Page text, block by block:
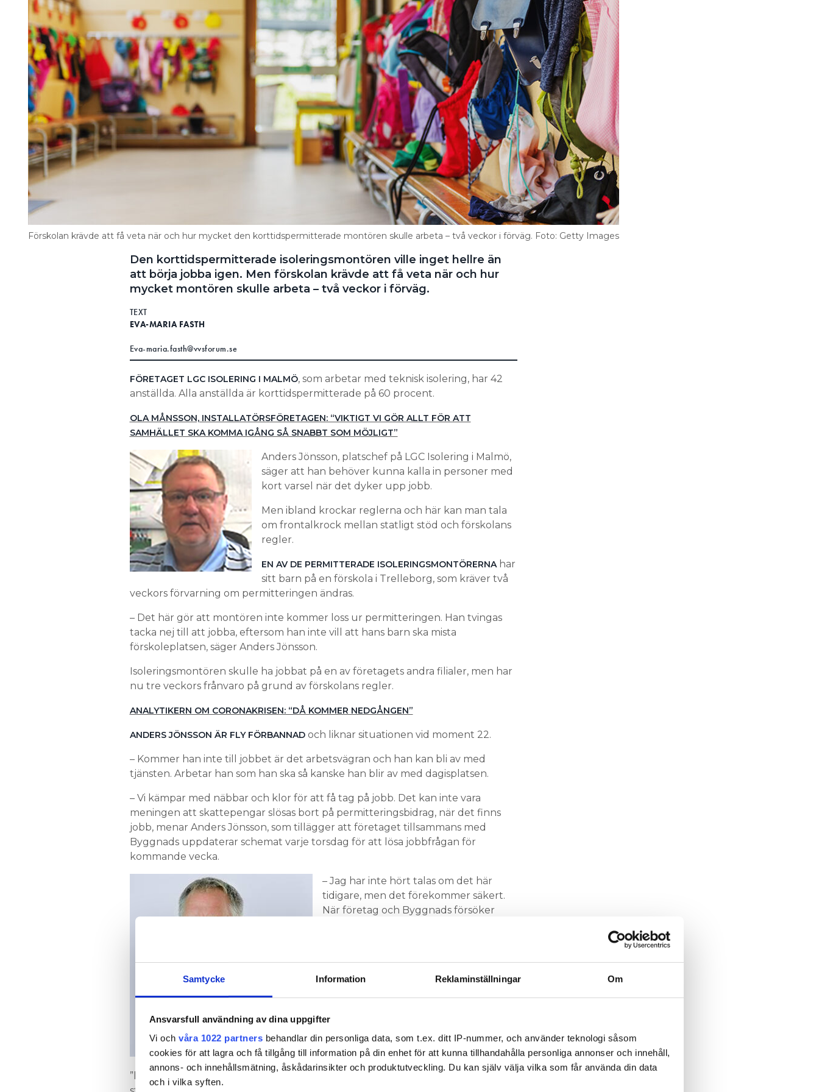
Samtycke Information Reklaminställningar Om
Ansvarsfull användning av dina uppgifter
Vi och våra 1022 partners behandlar din personliga data, som t.ex. ditt IP-nummer, och använder teknologi såsom
cookies för att lagra och få tillgång till information på din enhet för att kunna tillhandahålla personliga annonser och innehåll,
annons- och innehållsmätning, åskådarinsikter och produktutveckling. Du kan själv välja vilka som får använda din data
och i vilka syften.
Information om GDPR
Search for:
SEARCH
Förskolan krävde att få veta när och hur mycket den korttidspermitterade montören skulle arbeta – två veckor i förväg. Foto: Getty Images
Den korttidspermitterade isoleringsmontören ville inget hellre än
att börja jobba igen. Men förskolan krävde att få veta när och hur
mycket montören skulle arbeta – två veckor i förväg.
TEXT
EVA-MARIA FASTH
Eva-maria.fasth@vvsforum.se
FÖRETAGET LGC ISOLERING I MALMÖ, som arbetar med teknisk isolering, har 42
anställda. Alla anställda är korttidspermitterade på 60 procent.
OLA MÅNSSON, INSTALLATÖRSFÖRETAGEN: “VIKTIGT VI GÖR ALLT FÖR ATT
SAMHÄLLET SKA KOMMA IGÅNG SÅ SNABBT SOM MÖJLIGT”
Anders Jönsson, platschef på LGC Isolering i Malmö,
säger att han behöver kunna kalla in personer med
kort varsel när det dyker upp jobb.
Men ibland krockar reglerna och här kan man tala
om frontalkrock mellan statligt stöd och förskolans
regler.
EN AV DE PERMITTERADE ISOLERINGSMONTÖRERNAhar
sitt barn på en förskola i Trelleborg, som kräver två
veckors förvarning om permitteringen ändras.
– Det här gör att montören inte kommer loss ur permitteringen. Han tvingas
tacka nej till att jobba, eftersom han inte vill att hans barn ska mista
förskoleplatsen, säger Anders Jönsson.
Isoleringsmontören skulle ha jobbat på en av företagets andra filialer, men har
nu tre veckors frånvaro på grund av förskolans regler.
ANALYTIKERN OM CORONAKRISEN: “DÅ KOMMER NEDGÅNGEN”
ANDERS JÖNSSON ÄR FLY FÖRBANNADoch liknar situationen vid moment 22.
– Kommer han inte till jobbet är det arbetsvägran och han kan bli av med
tjänsten. Arbetar han som han ska så kanske han blir av med dagisplatsen.
– Vi kämpar med näbbar och klor för att få tag på jobb. Det kan inte vara
meningen att skattepengar slösas bort på permitteringsbidrag, när det finns
jobb, menar Anders Jönsson, som tillägger att företaget tillsammans med
Byggnads uppdaterar schemat varje torsdag för att lösa jobbfrågan för
kommande vecka.
– Jag har inte hört talas om det här
tidigare, men det förekommer säkert.
När företag och Byggnads försöker
Installatörsföretagen.
kommun att bedöma om ett barn har
rätt till förskola i det enskilda fallet.
Men myndigheten betonar att
”huvudmannen bör väga in det faktum att korttidspermitterade personer ska